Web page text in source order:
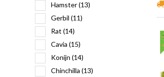
Hamster(13)
Gerbil (11)
Rat (14)
Cavia (15)
Konijn (14)
Chinchilla (13)